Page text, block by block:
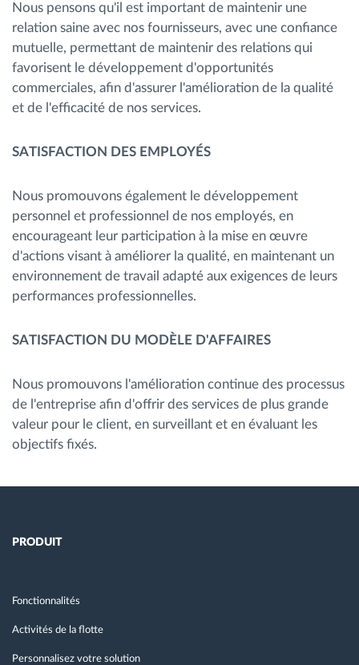
Nous pensons qu'il est important de maintenir une
relation saine avec nos fournisseurs, avec une confiance
mutuelle, permettant de maintenir des relations qui
favorisent le développement d'opportunités
commerciales, afin d'assurer l'amélioration de la qualité
et de l'efficacité de nos services.
SATISFACTION DES EMPLOYÉS
Nous promouvons également le développement
personnel et professionnel de nos employés, en
encourageant leur participation à la mise en œuvre
d'actions visant à améliorer la qualité, en maintenant un
environnement de travail adapté aux exigences de leurs
performances professionnelles.
SATISFACTION DU MODÈLE D'AFFAIRES
Nous promouvons l'amélioration continue des processus
de l'entreprise afin d'offrir des services de plus grande
valeur pour le client, en surveillant et en évaluant les
objectifs fixés.
PRODUIT
Fonctionnalités
Activités de la flotte
Personnalisez votre solution